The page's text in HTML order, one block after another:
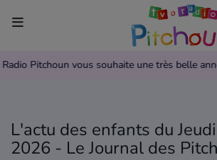
Radio Pitchoun vous souhaite une très belle
Accueil
Grille des programmes TV
L'actu des enfants du
2026 - Le Journal des